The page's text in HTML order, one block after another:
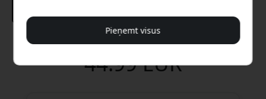
Ieteicamā cena
44.99 EUR
Pieņemt visus